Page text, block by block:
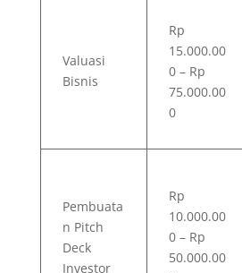
Valuasi
Bisnis
Rp
15.000.00
0 – Rp
75.000.00
0
Pembuata
n Pitch
Deck
Investor
Rp
10.000.00
0 – Rp
50.000.00